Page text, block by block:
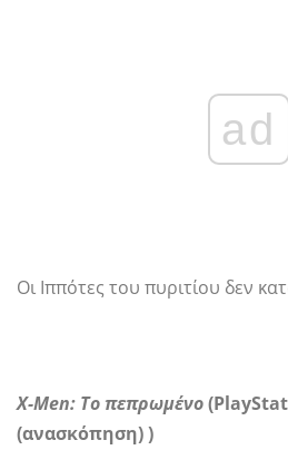
ad
Οι Ιππότες του πυριτίου δεν
X-Men: Το πεπρωμένο
(ανασκόπηση))